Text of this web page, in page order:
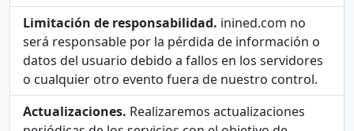
Limitación de responsabilidad. inined.com no
será responsable por la pérdida de información o
datos del usuario debido a fallos en los servidores
o cualquier otro evento fuera de nuestro control.
Actualizaciones. Realizaremos actualizaciones